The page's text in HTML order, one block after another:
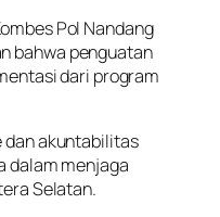
Pol Nandang
bahwa penguatan
dari program
akuntabilitas
dalam menjaga
Selatan.